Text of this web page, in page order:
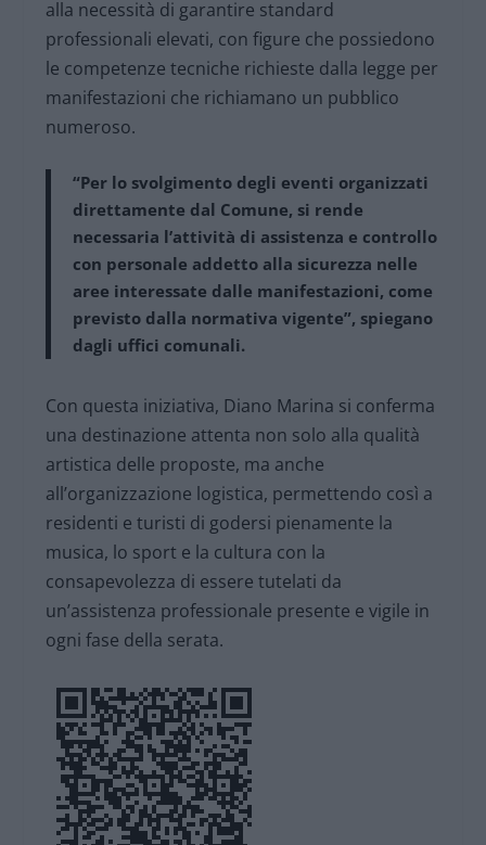
alla necessità di garantire standard
professionali elevati, con figure che possiedono
le competenze tecniche richieste dalla legge per
manifestazioni che richiamano un pubblico
numeroso.
“Per lo svolgimento degli eventi organizzati
direttamente dal Comune, si rende
necessaria l’attività di assistenza e controllo
con personale addetto alla sicurezza nelle
aree interessate dalle manifestazioni, come
previsto dalla normativa vigente”, spiegano
dagli uffici comunali.
Con questa iniziativa, Diano Marina si conferma
una destinazione attenta non solo alla qualità
artistica delle proposte, ma anche
all’organizzazione logistica, permettendo così a
residenti e turisti di godersi pienamente la
musica, lo sport e la cultura con la
consapevolezza di essere tutelati da
un’assistenza professionale presente e vigile in
ogni fase della serata.